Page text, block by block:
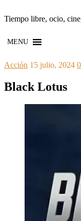
Tiempo libre, ocio,
MENU
Acción 15 julio, 2024 0
Black Lotus